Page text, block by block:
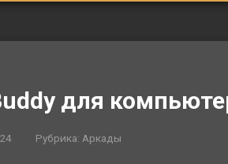
для
Рубрика: Аркады